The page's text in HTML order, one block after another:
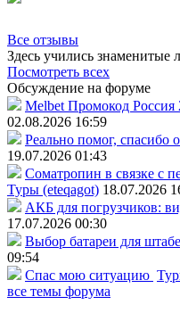
Все отзывы
Здесь учились знаменитые
Посмотреть всех
Обсуждение на форуме
Melbet Промокод Россия
02.08.2026 16:59
Реально помог, спасибо
19.07.2026 01:43
Соматропин в связке с
Туры (eteqagot) 18.07.2026
АКБ для погрузчиков:
17.07.2026 00:30
Выбор батареи для
09:54
Спас мою ситуацию
все темы форума